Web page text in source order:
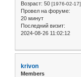
Возраст: 50 [1976-02-17]
Провел на форуме:
20 минут
Последний визит:
2024-08-26 11:02:12
krivon
Members